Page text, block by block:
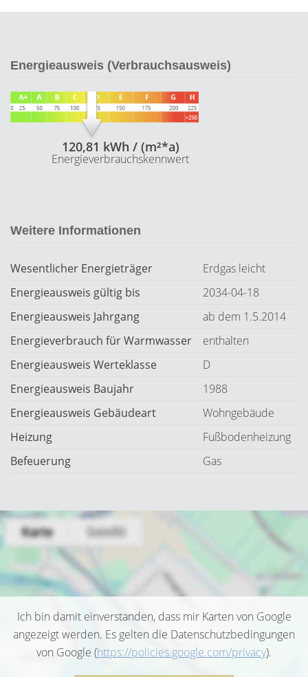
Energieausweis (Verbrauchsausweis)
120,81 kWh / (m²*a)
Energieverbrauchskennwert
Weitere Informationen
Wesentlicher Energieträger
Erdgas leicht
Energieausweis gültig bis
2034-04-18
Energieausweis Jahrgang
ab dem 1.5.2014
Energieverbrauch für Warmwasser
enthalten
Energieausweis Werteklasse
D
Energieausweis Baujahr
1988
Energieausweis Gebäudeart
Wohngebäude
Heizung
Fußbodenheizung
Befeuerung
Gas
Ich bin damit einverstanden, dass mir Karten von Google
angezeigt werden. Es gelten die Datenschutzbedingungen
von Google (https://policies.google.com/privacy).